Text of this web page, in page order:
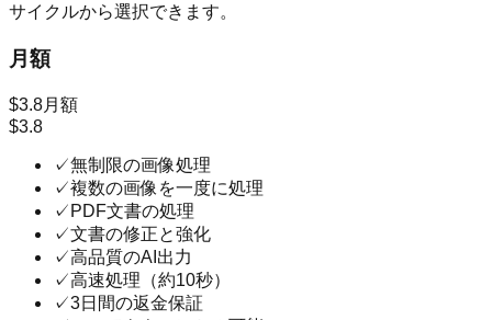
サイクルから選択できます。
月額
$3.8月額
$3.8
✓無制限の画像処理
✓複数の画像を一度に処理
✓ PDF文書の処理
✓文書の修正と強化
✓高品質のAI出力
✓高速処理（約10秒）
✓3日間の返金保証